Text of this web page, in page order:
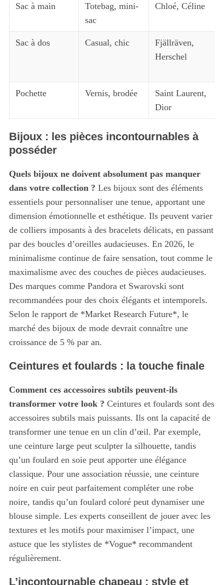
Sac à main
Totebag, mini-
sac
Chloé, Céline
Sac à dos Casual, chic
Fjällräven,
Herschel
Pochette Vernis, brodée
Saint Laurent,
Dior
Bijoux : les pièces incontournables à
posséder
Quels bijoux ne doivent absolument pas manquer
dans votre collection ? Les bijoux sont des éléments
essentiels pour personnaliser une tenue, apportant une
dimension émotionnelle et esthétique. Ils peuvent varier
de colliers imposants à des bracelets délicats, en passant
par des boucles d’oreilles audacieuses. En 2026, le
minimalisme continue de faire sensation, tout comme le
maximalisme avec des couches de pièces audacieuses.
Des marques comme Pandora et Swarovski sont
recommandées pour des choix élégants et intemporels.
Selon le rapport de *Market Research Future*, le
marché des bijoux de mode devrait connaître une
croissance de 5 % par an.
Ceintures et foulards : la touche finale
Comment ces accessoires subtils peuvent-ils
transformer votre look ? Ceintures et foulards sont des
accessoires subtils mais puissants. Ils ont la capacité de
transformer une tenue en un clin d’œil. Par exemple,
une ceinture large peut sculpter la silhouette, tandis
qu’un foulard en soie peut apporter une élégance
classique. Pour une association réussie, une ceinture
noire en cuir peut parfaitement compléter une robe
noire, tandis qu’un foulard coloré peut dynamiser une
blouse simple. Les experts conseillent de jouer avec les
textures et les motifs pour maximiser l’impact, une
astuce que les stylistes de *Vogue* recommandent
régulièrement.
L’incontournable chapeau : style et